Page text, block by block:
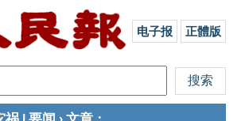
电子报 正體版